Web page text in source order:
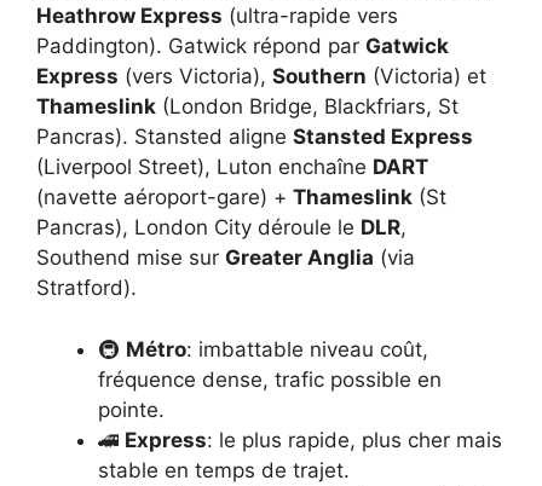
Heathrow Express (ultra-rapide vers
Paddington). Gatwick répond par Gatwick
Express (vers Victoria), Southern (Victoria) et
Thameslink (London Bridge, Blackfriars, St
Pancras). Stansted aligne Stansted Express
(Liverpool Street), Luton enchaîne DART
(navette aéroport-gare) + Thameslink (St
Pancras), London City déroule le DLR,
Southend mise sur Greater Anglia (via
Stratford).
🚇 Métro: imbattable niveau coût,
fréquence dense, trafic possible en
pointe.
🚄 Express: le plus rapide, plus cher mais
stable en temps de trajet.